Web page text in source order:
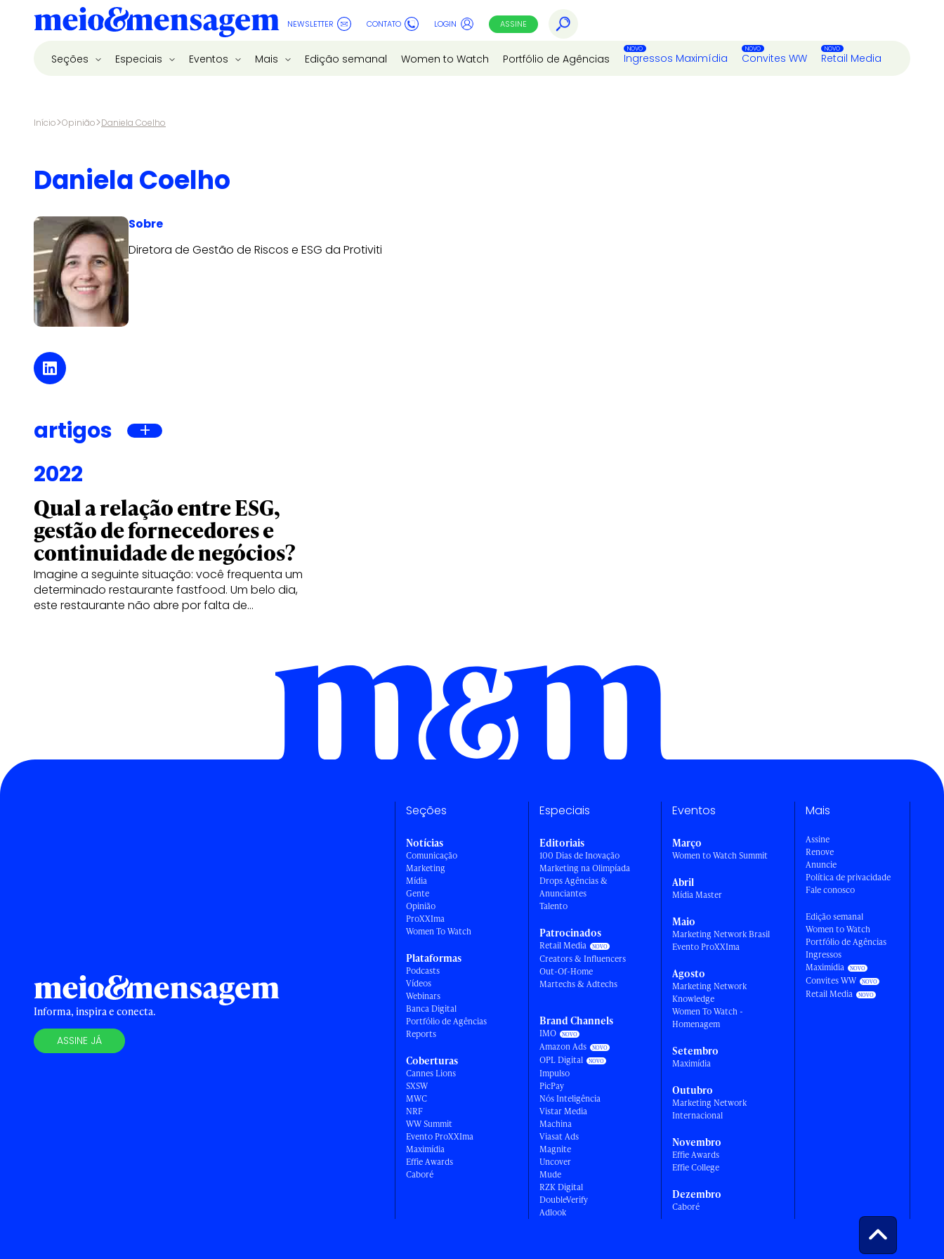
NEWSLETTER CONTATO LOGIN ASSINE
Seções Especiais Eventos Mais Edição semanal Women to Watch Portfólio de Agências Ingressos Maximídia Convites WW Retail Media
Início>Opinião>Daniela Coelho
Daniela Coelho
Sobre
Diretora de Gestão de Riscos e ESG da Protiviti
artigos
2022
Qual a relação entre ESG,
gestão de fornecedores e
continuidade de negócios?
Imagine a seguinte situação: você frequenta um
determinado restaurante fastfood. Um belo dia,
este restaurante não abre por falta de…
Informa, inspira e conecta.
ASSINE JÁ
Seções
Notícias
Comunicação
Marketing
Mídia
Gente
Opinião
ProXXIma
Women To Watch
Plataformas
Podcasts
Vídeos
Webinars
Banca Digital
Portfólio de Agências
Reports
Coberturas
Cannes Lions
SXSW
MWC
NRF
WW Summit
Evento ProXXIma
Maximídia
Effie Awards
Caboré
Especiais
Editoriais
100 Dias de Inovação
Marketing na Olimpíada
Drops Agências &
Anunciantes
Talento
Patrocinados
Retail Media
Creators & Influencers
Out-Of-Home
Martechs & Adtechs
Brand Channels
IMO
Amazon Ads
OPL Digital
Impulso
PicPay
Nós Inteligência
Vistar Media
Machina
Viasat Ads
Magnite
Uncover
Mude
RZK Digital
DoubleVerify
Adlook
Eventos
Março
Women to Watch Summit
Abril
Mídia Master
Maio
Marketing Network Brasil
Evento ProXXIma
Agosto
Marketing Network
Knowledge
Women To Watch -
Homenagem
Setembro
Maximídia
Outubro
Marketing Network
Internacional
Novembro
Effie Awards
Effie College
Dezembro
Caboré
Mais
Assine
Renove
Anuncie
Política de privacidade
Fale conosco
Edição semanal
Women to Watch
Portfólio de Agências
Ingressos
Maximídia
Convites WW
Retail Media